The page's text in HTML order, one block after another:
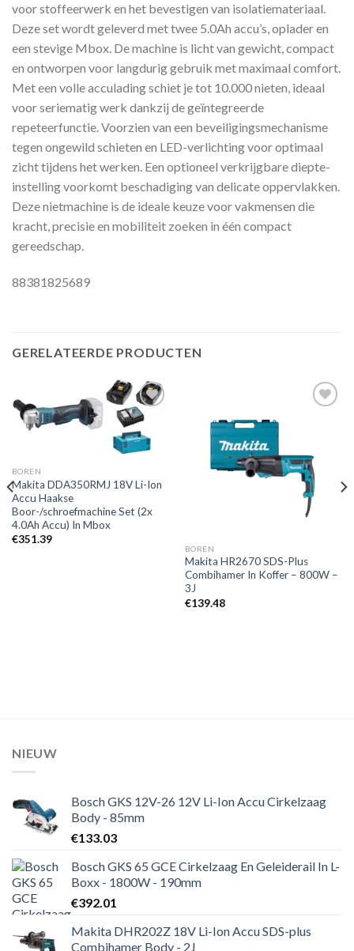
voor stoffeerwerk en het bevestigen van isolatiemateriaal.
Deze set wordt geleverd met twee 5.0Ah accu’s, oplader en
een stevige Mbox. De machine is licht van gewicht, compact
en ontworpen voor langdurig gebruik met maximaal comfort.
Met een volle acculading schiet je tot 10.000 nieten, ideaal
voor seriematig werk dankzij de geïntegreerde
repeteerfunctie. Voorzien van een beveiligingsmechanisme
tegen ongewild schieten en LED-verlichting voor optimaal
zicht tijdens het werken. Een optioneel verkrijgbare diepte-
instelling voorkomt beschadiging van delicate oppervlakken.
Deze nietmachine is de ideale keuze voor vakmensen die
kracht, precisie en mobiliteit zoeken in één compact
gereedschap.
88381825689
GERELATEERDE PRODUCTEN
Toevoegen
aan
BOREN
Makita DDA350RMJ 18V Li-Ion
Accu Haakse
Boor-/schroefmachine Set (2x
4.0Ah Accu) In Mbox
€351.39
aan
verlanglijst
BOREN
Makita HR2670 SDS-Plus
Combihamer In Koffer – 800W –
3J
€139.48
NIEUW
Bosch GKS 12V-26 12V Li-Ion Accu Cirkelzaag
Body - 85mm
€133.03
Bosch GKS 65 GCE Cirkelzaag En Geleiderail In L-
Boxx - 1800W - 190mm
€392.01
Makita DHR202Z 18V Li-Ion Accu SDS-plus
Combihamer Body - 2J